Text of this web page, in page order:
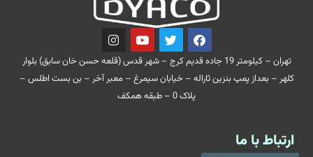
تهران – کیلومتر 19 جاده قدیم کرج – شهر قدس (قلعه حسن خان سابق) بلوار
کلهر – بعداز پمپ بنزین ثاراله – خیابان سیمرغ – معبر آخر – بن بست اطلس –
پلاک 0 – طبقه همکف
ارتباط با ما